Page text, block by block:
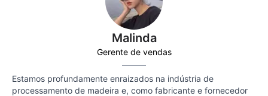
Malinda
Gerente de vendas
Estamos profundamente enraizados na indústria de
processamento de madeira e, como fabricante e fornecedor